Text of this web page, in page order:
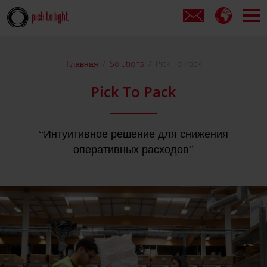
Главная Solutions Pick To Pack
Pick To Pack
Интуитивное решение для снижения
оперативных расходов